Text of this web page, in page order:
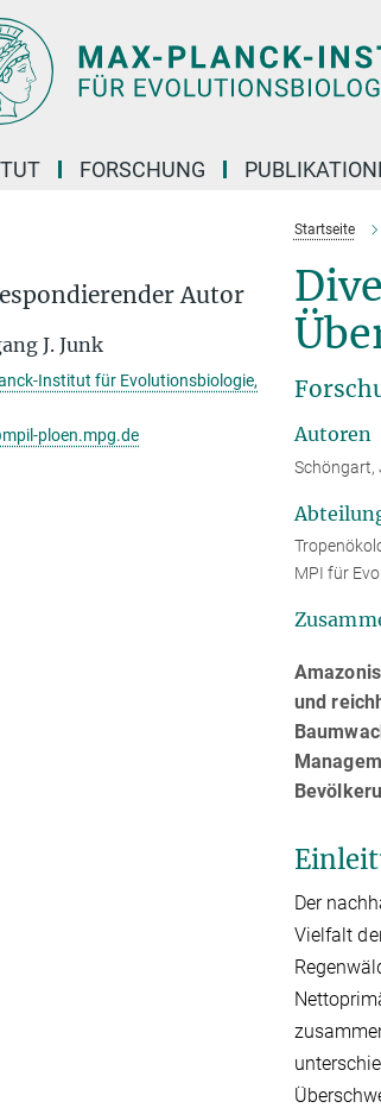
FORSCHUNG
Startseite
Autoren
Schöngart,
MPI für
und
Der
Vielfalt
Autor
J. Junk
Institut für Evolutionsbiologie,
ploen.mpg.de